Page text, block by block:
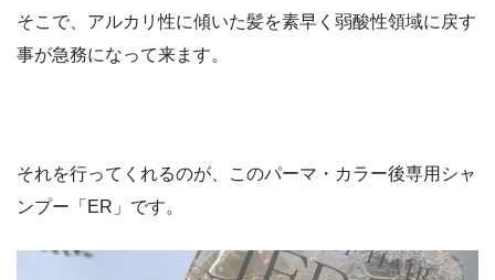
そこで、アルカリ性に傾いた髪を素早く弱酸性領域に戻す
事が急務になって来ます。
それを行ってくれるのが、このパーマ・カラー後専用シャ
ンプー「ER」です。